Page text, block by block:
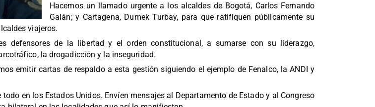
Hacemos un llamado urgente a los alcaldes de Bogotá, Carlos Fernando
Galán; y Cartagena, Dumek Turbay, para que ratifiquen públicamente su
viajeros.
defensores de la libertad y el orden constitucional, a sumarse con su liderazgo,
la drogadicción y la inseguridad.
emitir cartas de respaldo a esta gestión siguiendo el ejemplo de Fenalco, la ANDI y
en los Estados Unidos. Envíen mensajes al Departamento de Estado y al Congreso